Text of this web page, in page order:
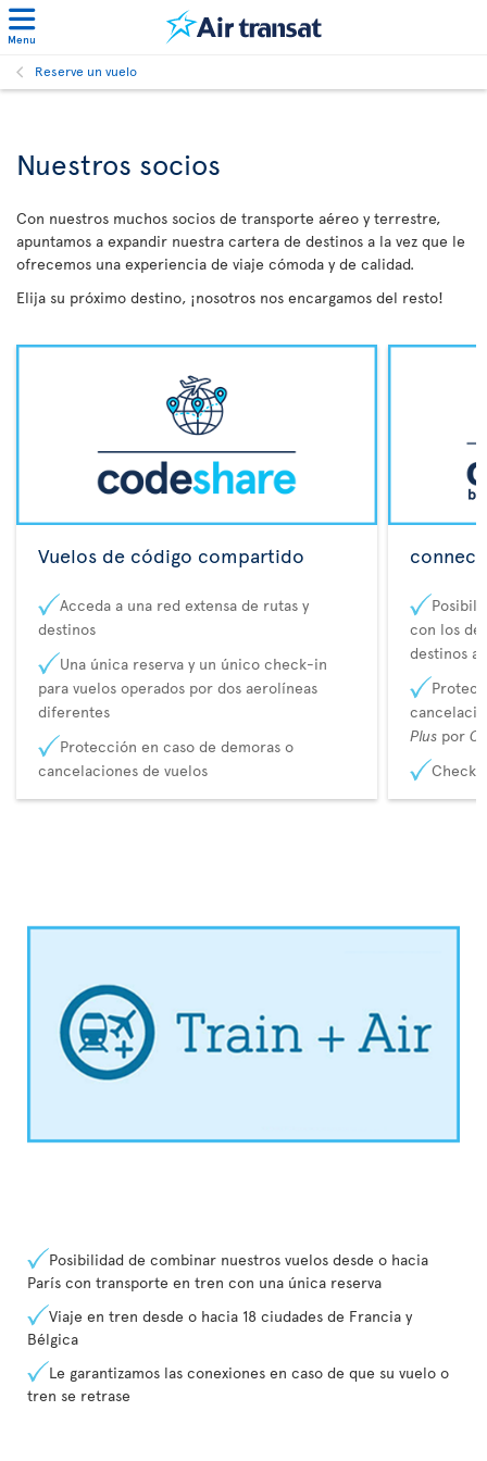
Menu
Reserve un vuelo
Nuestros socios
Con nuestros muchos socios de transporte aéreo y terrestre,
apuntamos a expandir nuestra cartera de destinos a la vez que le
ofrecemos una experiencia de viaje cómoda y de calidad.
Elija su próximo destino, ¡nosotros nos encargamos del resto!
Vuelos de código compartido
Acceda a una red extensa de rutas y
destinos
Una única reserva y un único check-in
para vuelos operados por dos aerolíneas
diferentes
Protección en caso de demoras o
cancelaciones de vuelos
con los de
destinos
Plus por
Check-
Posibilidad de combinar nuestros vuelos desde o hacia
París con transporte en tren con una única reserva
Viaje en tren desde o hacia 18 ciudades de Francia y
Bélgica
Le garantizamos las conexiones en caso de que su vuelo o
tren se retrase